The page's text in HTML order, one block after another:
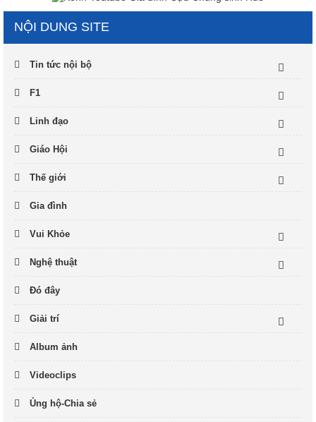
NỘI DUNG SITE
Tin tức nội bộ
F1
Linh đạo
Giáo Hội
Thế giới
Gia đình
Vui Khỏe
Nghệ thuật
Đó đây
Giải trí
Album ảnh
Videoclips
Ủng hộ-Chia sẻ